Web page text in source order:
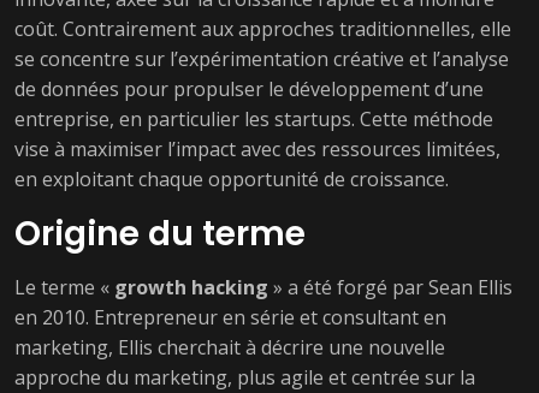
coût. Contrairement aux approches traditionnelles, elle
se concentre sur l’expérimentation créative et l’analyse
de données pour propulser le développement d’une
entreprise, en particulier les startups. Cette méthode
vise à maximiser l’impact avec des ressources limitées,
en exploitant chaque opportunité de croissance.
Origine du terme
Le terme « growth hacking » a été forgé par Sean Ellis
en 2010. Entrepreneur en série et consultant en
marketing, Ellis cherchait à décrire une nouvelle
approche du marketing, plus agile et centrée sur la